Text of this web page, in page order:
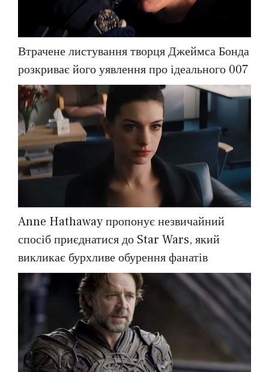
Втрачене листування творця Джеймса Бонда
розкриває його уявлення про ідеального 007
Anne Hathaway пропонує незвичайний
спосіб приєднатися до Star Wars, який
викликає бурхливе обурення фанатів